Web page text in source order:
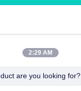
του BB
κυλίνδρων
ΜΑΖΊ ΜΑΣ
2:29 AM
are you looking for?